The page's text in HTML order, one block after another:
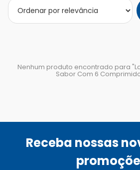
Nenhum produto encontrado para "
Sabor Com 6
Receba nossas